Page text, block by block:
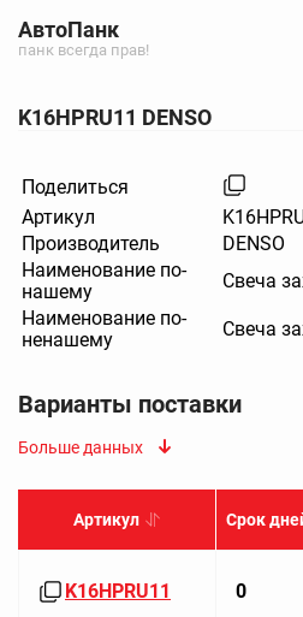
АвтоПанк
панк всегда прав!
K16HPRU11 DENSO
Поделиться
Артикул
Производитель
DENSO
Наименование по-
нашему
Свеча
Наименование по-
ненашему
Свеча
Варианты поставки
Больше данных
Артикул Срок
K16HPRU11 0